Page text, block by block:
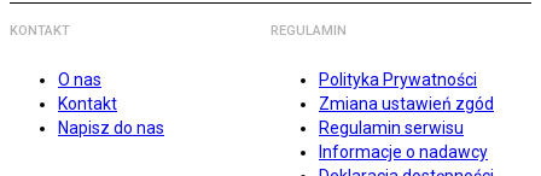
KONTAKT
O nas
Kontakt
Napisz do nas
REGULAMIN
Polityka Prywatności
Zmiana ustawień zgód
Regulamin serwisu
Informacje o nadawcy